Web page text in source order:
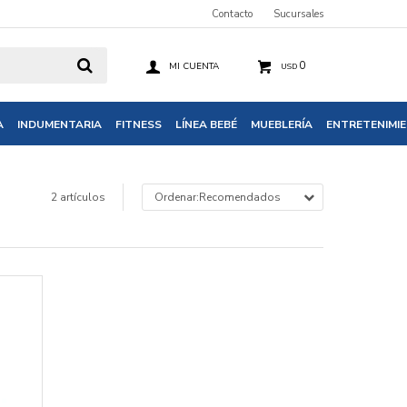
INDUMENTARIA FITNESS LÍNEA BEBÉ MUEBLERÍA
USD 0
Contacto Sucursales
2 artículos Recomendados